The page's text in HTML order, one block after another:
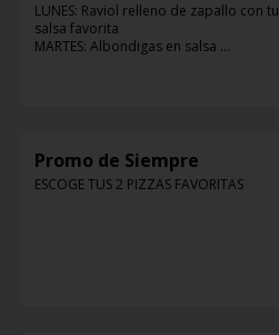
LUNES: Raviol relleno de zapallo con tu
salsa favorita
MARTES: Albondigas en salsa
VIERNES: Raviol cabra con tu salsa
favorita
Promo de Siempre
ESCOGE TUS 2 PIZZAS FAVORITAS